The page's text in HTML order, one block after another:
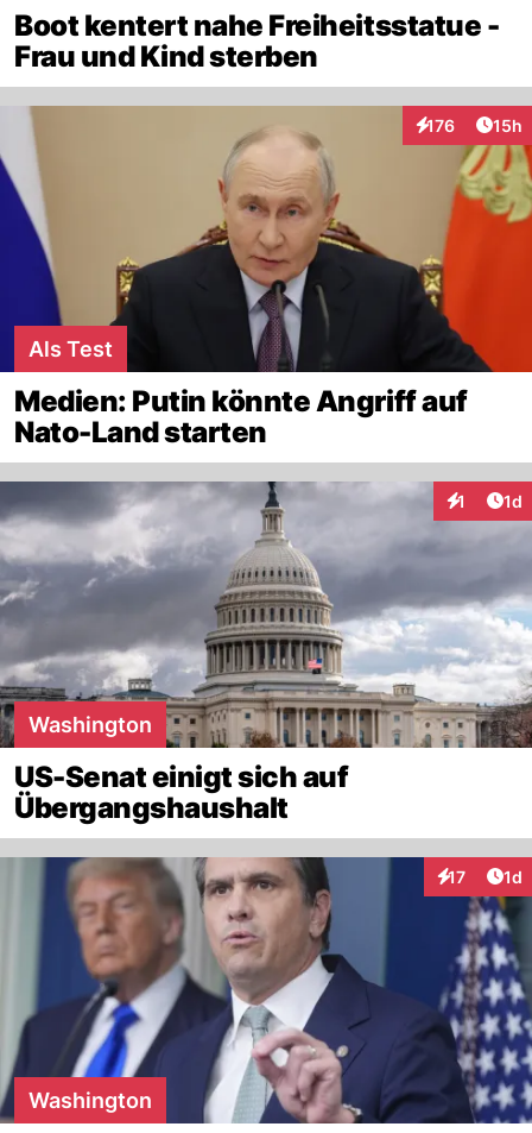
Boot kentert nahe Freiheitsstatue -
Frau und Kind sterben
176
Interaktionen
15h
Als Test
Medien: Putin könnte Angriff auf
Nato-Land starten
1 1d
Washington
US-Senat einigt sich auf
Übergangshaushalt
17 1d
Washington